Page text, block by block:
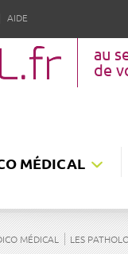
AIDE
au
de
MÉDICAL
MÉDICAL LES